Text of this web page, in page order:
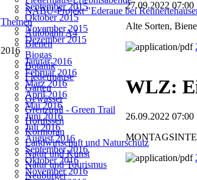
NABU-Projekt "Ederaue bei
Themen
Autobahn A4
Bienen
Biogas
Botanik
Fledermäuse
Garten
Gewässer
Grenztrail - Green Trail
Hornissen
Kormoran
Landwirtschaft und Naturschutz
Natur und Kunst
Natur und Tourismus
Neubürger
September 2015
Oktober 2015
November 2015
Dezember 2015
2016
Januar 2016
Februar 2016
März 2016
April 2016
Mai 2016
Juni 2016
Juli 2016
August 2016
September 2016
Oktober 2016
November 2016
27.09.2022 07:00
Alte Sorten,
WLZ:
26.09.2022 07:00